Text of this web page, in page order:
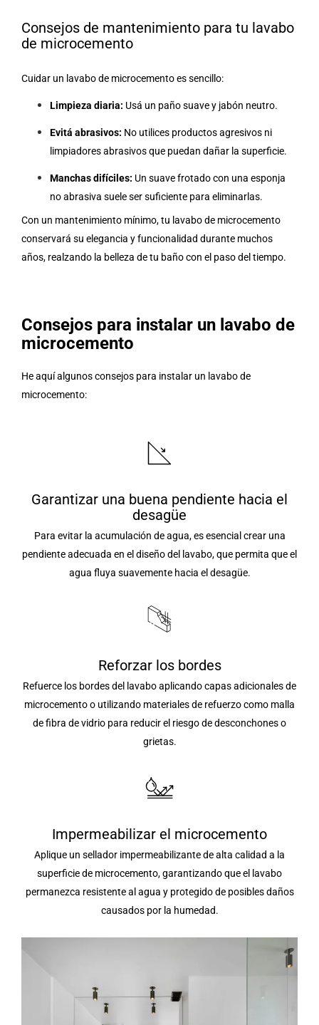
Consejos de mantenimiento para tu lavabo
de microcemento
Cuidar un lavabo de microcemento es sencillo:
Limpieza diaria: Usá un paño suave y jabón neutro.
Evitá abrasivos: No utilices productos agresivos ni
limpiadores abrasivos que puedan dañar la superficie.
Manchas difíciles: Un suave frotado con una esponja
no abrasiva suele ser suficiente para eliminarlas.
Con un mantenimiento mínimo, tu lavabo de microcemento
conservará su elegancia y funcionalidad durante muchos
años, realzando la belleza de tu baño con el paso del tiempo.
Consejos para instalar un lavabo de
microcemento
He aquí algunos consejos para instalar un lavabo de
microcemento:
Garantizar una buena pendiente hacia el
desagüe
Para evitar la acumulación de agua, es esencial crear una
pendiente adecuada en el diseño del lavabo, que permita que el
agua fluya suavemente hacia el desagüe.
Reforzar los bordes
Refuerce los bordes del lavabo aplicando capas adicionales de
microcemento o utilizando materiales de refuerzo como malla
de fibra de vidrio para reducir el riesgo de desconchones o
grietas.
Impermeabilizar el microcemento
Aplique un sellador impermeabilizante de alta calidad a la
superficie de microcemento, garantizando que el lavabo
permanezca resistente al agua y protegido de posibles daños
causados por la humedad.